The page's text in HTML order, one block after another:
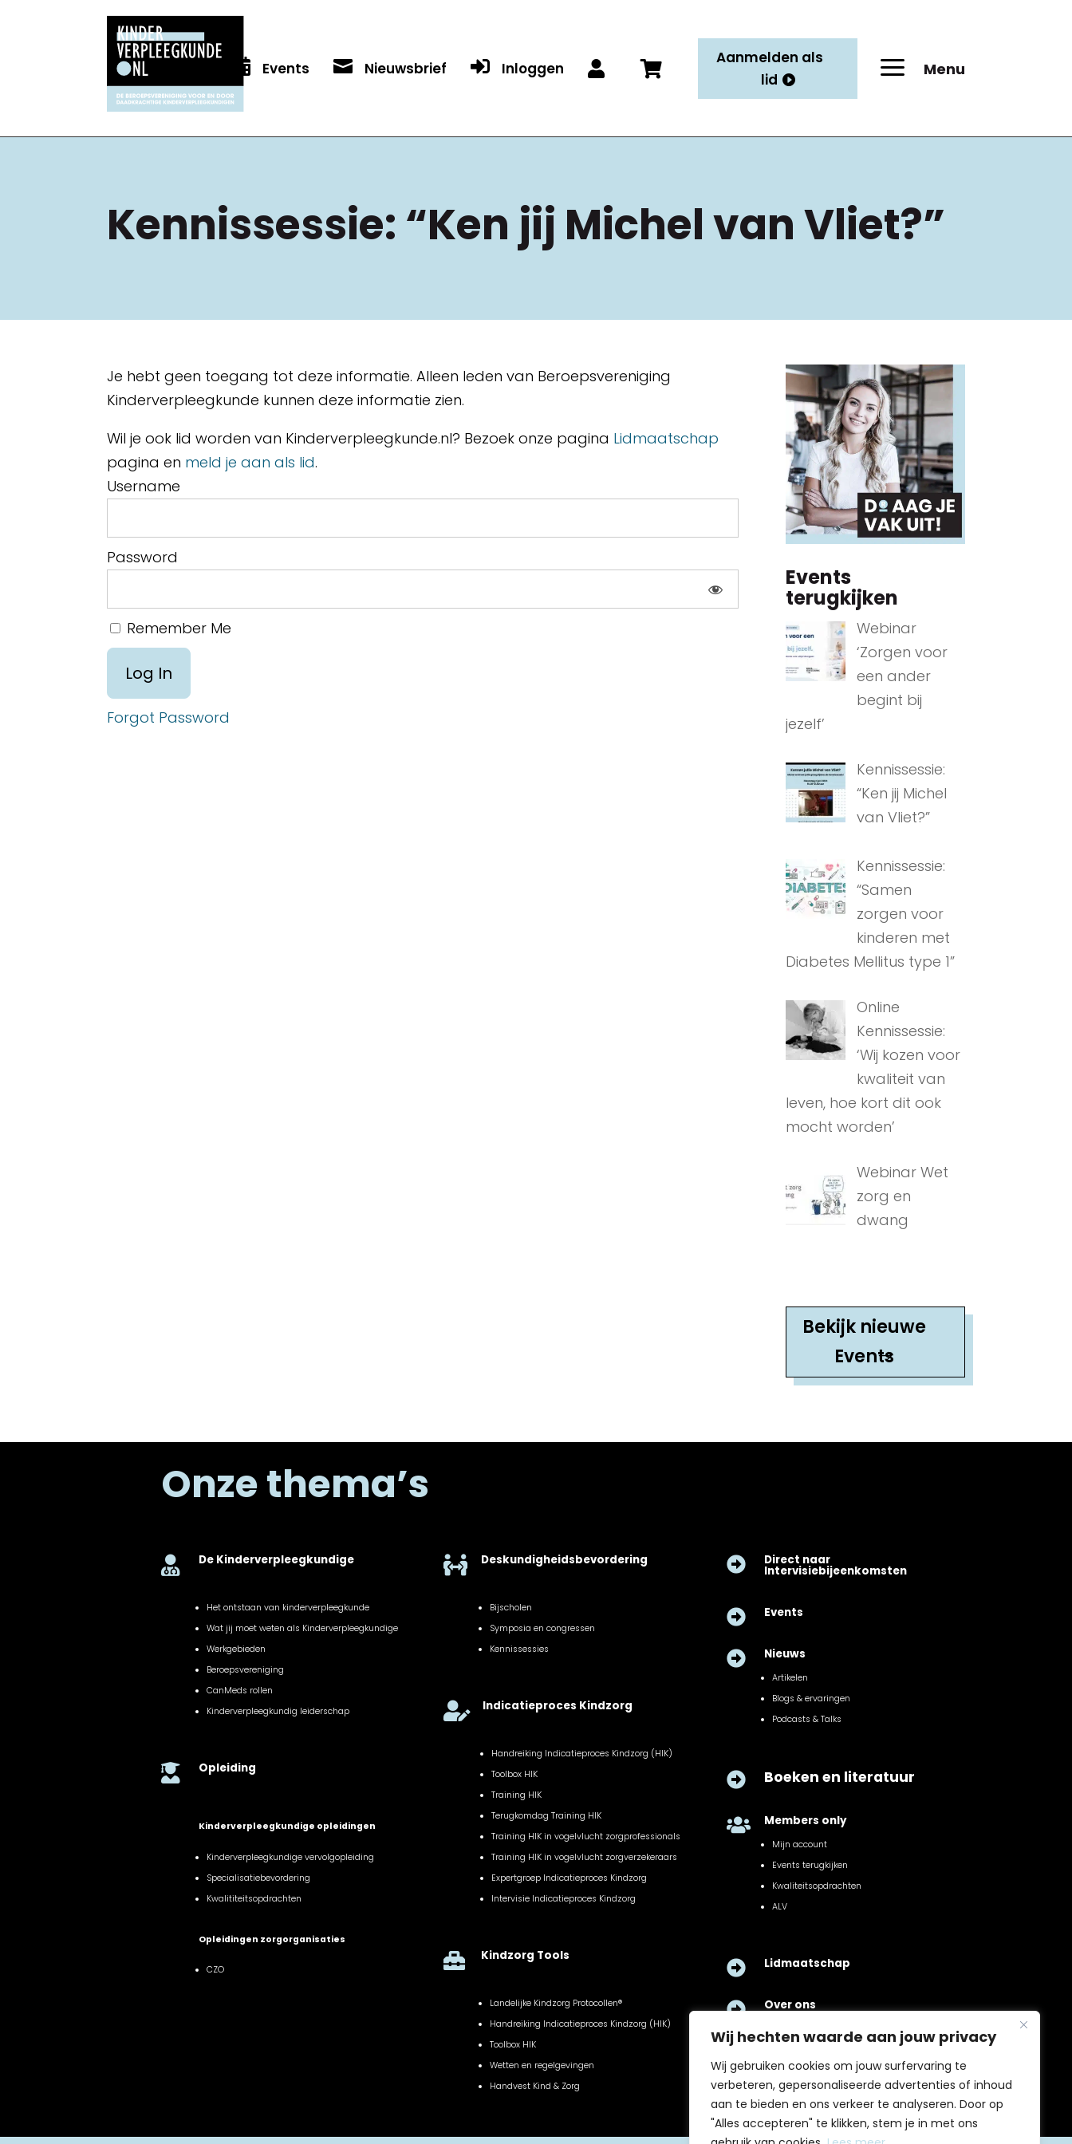
Wij hechten waarde aan jouw privacy
Wij gebruiken cookies om jouw surfervaring te
verbeteren, gepersonaliseerde advertenties of inhoud
aan te bieden en ons verkeer te analyseren. Door op
"Alles accepteren" te klikken, stem je in met ons
 Events  Nieuwsbrief  Inloggen  
Aanmelden als
lid
a Menu
Kennissessie: “Ken jij Michel van Vliet?”
Je hebt geen toegang tot deze informatie. Alleen leden van Beroepsvereniging
Kinderverpleegkunde kunnen deze informatie zien.
Wil je ook lid worden van Kinderverpleegkunde.nl? Bezoek onze pagina Lidmaatschap
pagina en meld je aan als lid.
Username
Password
Remember Me
Forgot Password
Events
terugkijken
Webinar
‘Zorgen voor
een ander
begint bij
jezelf’
Kennissessie:
“Ken jij Michel
van Vliet?”
Kennissessie:
“Samen
zorgen voor
kinderen met
Diabetes Mellitus type 1”
Online
Kennissessie:
‘Wij kozen voor
kwaliteit van
leven, hoe kort dit ook
mocht worden’
Webinar Wet
zorg en
dwang
Bekijk nieuwe
Events
Onze thema’s
 De Kinderverpleegkundige
Het ontstaan van kinderverpleegkunde
Wat jij moet weten als Kinderverpleegkundige
Werkgebieden
Beroepsvereniging
CanMeds rollen
Kinderverpleegkundig leiderschap
 Opleiding
Kinderverpleegkundige opleidingen
Kinderverpleegkundige vervolgopleiding
Specialisatiebevordering
Kwalititeitsopdrachten
Opleidingen zorgorganisaties
CZO
 Deskundigheidsbevordering
Bijscholen
Symposia en congressen
Kennissessies
 Indicatieproces Kindzorg
Handreiking Indicatieproces Kindzorg (HIK)
Toolbox HIK
Training HIK
Terugkomdag Training HIK
Training HIK in vogelvlucht zorgprofessionals
Training HIK in vogelvlucht zorgverzekeraars
Expertgroep Indicatieproces Kindzorg
Intervisie Indicatieproces Kindzorg
 Kindzorg Tools
Landelijke Kindzorg Protocollen®
Handreiking Indicatieproces Kindzorg (HIK)
Toolbox HIK
Wetten en regelgevingen
Handvest Kind & Zorg
 Direct naar
Intervisiebijeenkomsten
 Events
 Nieuws
Artikelen
Blogs & ervaringen
Podcasts & Talks
 Boeken en literatuur
 Members only
Mijn account
Events terugkijken
Kwaliteitsopdrachten
ALV
 Lidmaatschap
 Over ons
 Contact